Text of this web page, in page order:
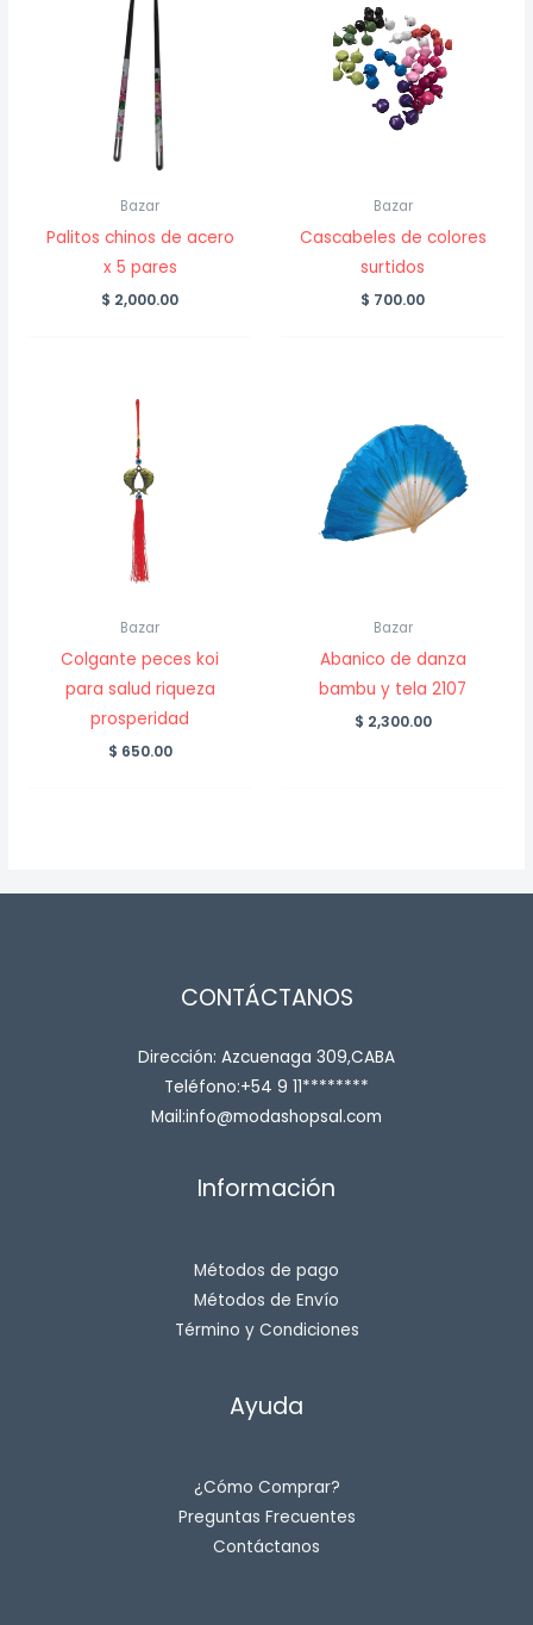
Bazar
Palitos chinos de acero
x 5 pares
$ 2,000.00
Bazar
Cascabeles de colores
surtidos
$ 700.00
Bazar
Colgante peces koi
para salud riqueza
prosperidad
$ 650.00
Bazar
Abanico de danza
bambu y tela 2107
$ 2,300.00
CONTÁCTANOS
Dirección: Azcuenaga 309,CABA
Teléfono:+54 9 11********
Mail:info@modashopsal.com
Información
Métodos de pago
Métodos de Envío
Término y Condiciones
Ayuda
¿Cómo Comprar?
Preguntas Frecuentes
Contáctanos